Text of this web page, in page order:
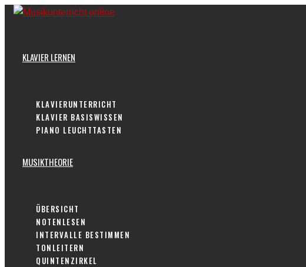
Skip
KLAVIER LERNEN
KLAVIERUNTERRICHT
KLAVIER BASISWISSEN
PIANO LEUCHTTASTEN
MUSIKTHEORIE
ÜBERSICHT
NOTENLESEN
INTERVALLE BESTIMMEN
TONLEITERN
QUINTENZIRKEL